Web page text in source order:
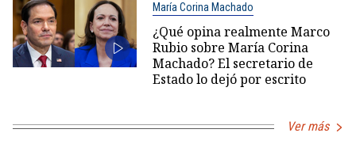
María Corina Machado
¿Qué opina realmente Marco
Rubio sobre María Corina
Machado? El secretario de
Estado lo dejó por escrito
Ver más